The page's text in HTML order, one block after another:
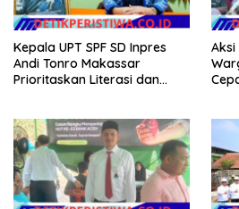
Kepala UPT SPF SD Inpres
Andi Tonro Makassar
Prioritaskan Literasi dan